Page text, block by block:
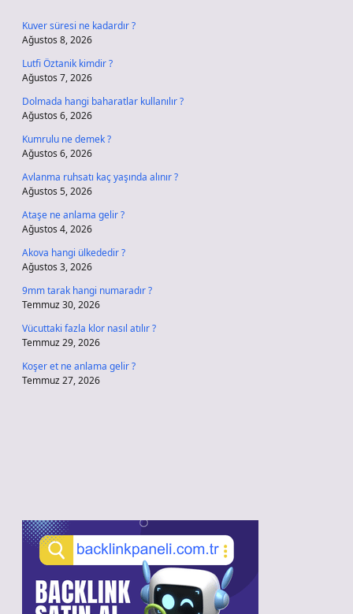
Kuver süresi ne kadardır ?
Ağustos 8, 2026
Lutfi Öztanik kimdir ?
Ağustos 7, 2026
Dolmada hangi baharatlar kullanılır ?
Ağustos 6, 2026
Kumrulu ne demek ?
Ağustos 6, 2026
Avlanma ruhsatı kaç yaşında alınır ?
Ağustos 5, 2026
Ataşe ne anlama gelir ?
Ağustos 4, 2026
Akova hangi ülkededir ?
Ağustos 3, 2026
9mm tarak hangi numaradır ?
Temmuz 30, 2026
Vücuttaki fazla klor nasıl atılır ?
Temmuz 29, 2026
Koşer et ne anlama gelir ?
Temmuz 27, 2026